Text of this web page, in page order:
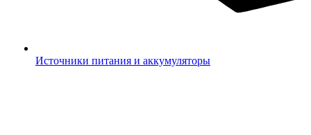
Источники питания и аккумуляторы